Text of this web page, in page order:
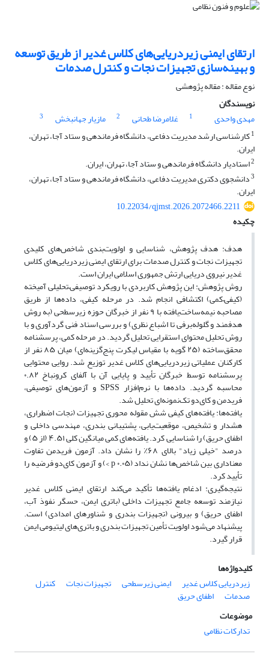
ارتقای ایمنی زیردریایی‌های کلاس غدیر از طریق توسعه
و بهینه‌سازی تجهیزات نجات و کنترل صدمات
نوع مقاله : مقاله پژوهشی
نویسندگان
مهدی واحدی
1 غلامرضا طحانی 2 مازیار جهانبخش
3
1کارشناسی ارشد مدیریت دفاعی، دانشگاه فرماندهی و ستاد آجا، تهران،
ایران.
2استادیار دانشگاه فرماندهی و ستاد آجا، تهران، ایران.
3دانشجوی دکتری مدیریت دفاعی، دانشگاه فرماندهی و ستاد آجا، تهران،
ایران.
10.22034/qjmst.2026.2072466.2211
چکیده
هدف: هدف پژوهش، شناسایی و اولویت‌بندی شاخص‌های کلیدی
تجهیزات نجات و کنترل صدمات برای ارتقای ایمنی زیردریایی‌های کلاس
غدیر نیروی دریایی ارتش جمهوری اسلامی ایران است.
روش پژوهش: این پژوهش کاربردی با رویکرد توصیفی–تحلیلی آمیخته
(کیفی–کمی) اکتشافی انجام شد. در مرحله کیفی، داده‌ها از طریق
مصاحبه نیمه‌ساخت‌یافته با ۹ نفر از خبرگان حوزه زیرسطحی (به روش
هدفمند و گلوله‌برفی تا اشباع نظری) و بررسی اسناد فنی گردآوری و با
روش تحلیل محتوای استقرایی تحلیل گردید. در مرحله کمی، پرسشنامه
محقق‌ساخته (۲۵ گویه با مقیاس لیکرت پنج‌گزینه‌ای) میان ۸۵ نفر از
کارکنان عملیاتی زیردریایی‌های کلاس غدیر توزیع شد. روایی محتوایی
پرسشنامه توسط خبرگان تأیید و پایایی آن با آلفای کرونباخ ۰.۸۲
محاسبه گردید. داده‌ها با نرم‌افزار SPSS و آزمون‌های توصیفی،
فریدمن و کای‌دو تک‌نمونه‌ای تحلیل شد.
یافته‌ها: یافته‌های کیفی شش مقوله محوری تجهیزات (نجات اضطراری،
هشدار و تشخیص، موقعیت‌یابی، پشتیبانی بندری، مهندسی داخلی و
اطفای حریق) را شناسایی کرد. یافته‌های کمی میانگین کلی ۴.۵۱ (از ۵) و
درصد "خیلی زیاد" بالای ۶۸٪ را نشان داد. آزمون فریدمن تفاوت
معناداری بین شاخص‌ها نشان نداد (۰.۰۵ p >) و آزمون کای‌دو فرضیه را
تأیید کرد.
نتیجه‌گیری: ادغام یافته‌ها تأکید می‌کند ارتقای ایمنی کلاس غدیر
نیازمند توسعه جامع تجهیزات داخلی (باتری ایمن، حسگر نفوذ آب،
اطفای حریق) و بیرونی (تجهیزات بندری و شناورهای امدادی) است.
پیشنهاد می‌شود اولویت تأمین تجهیزات بندری و باتری‌های لیتیومی ایمن
قرار گیرد.
کلیدواژه‌ها
زیردریایی کلاس غدیر
ایمنی زیرسطحی تجهیزات نجات کنترل
صدمات
اطفای حریق
موضوعات
تدارکات نظامی